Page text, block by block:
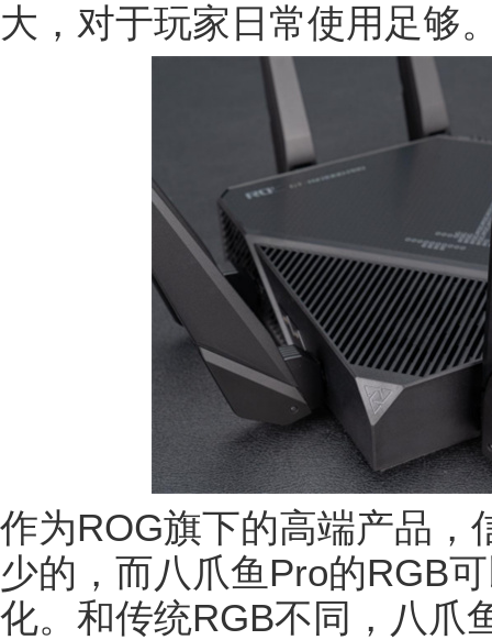
大，对于玩家日常使用足够
作为ROG旗下的高端产品，
少的，而八爪鱼Pro的RGB
化。和传统RGB不同，八爪